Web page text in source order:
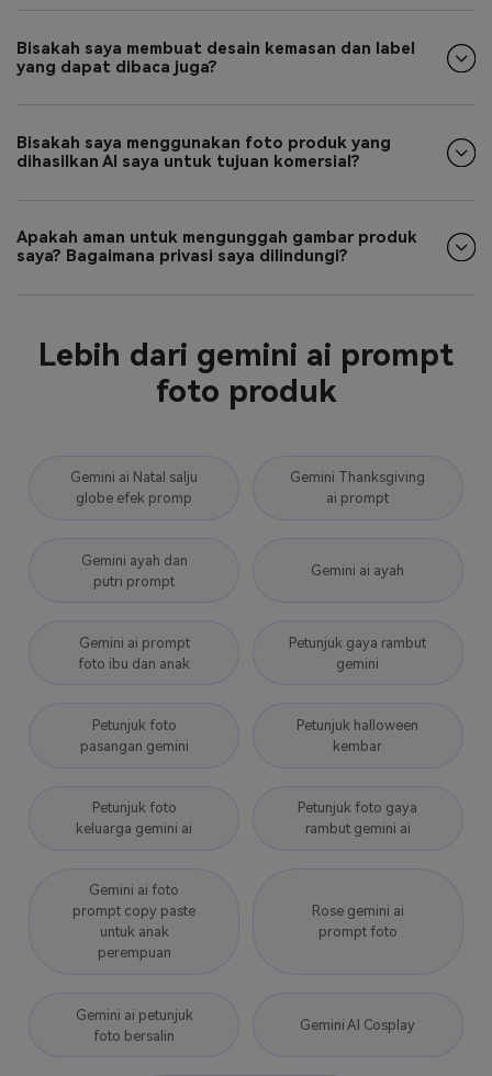
Bisakah saya membuat desain kemasan dan label
yang dapat dibaca juga?
Bisakah saya menggunakan foto produk yang
dihasilkan AI saya untuk tujuan komersial?
Apakah aman untuk mengunggah gambar produk
saya? Bagaimana privasi saya dilindungi?
Lebih dari gemini ai prompt
foto produk
Gemini ai Natal salju
globe efek promp
Gemini Thanksgiving
ai prompt
Gemini ayah dan
putri prompt
Gemini ai ayah
Gemini ai prompt
foto ibu dan anak
Petunjuk gaya rambut
gemini
Petunjuk foto
pasangan gemini
Petunjuk halloween
kembar
Petunjuk foto
keluarga gemini ai
Petunjuk foto gaya
rambut gemini ai
Gemini ai foto
prompt copy paste
untuk anak
perempuan
Rose gemini ai
prompt foto
Gemini ai petunjuk
foto bersalin
Gemini AI Cosplay